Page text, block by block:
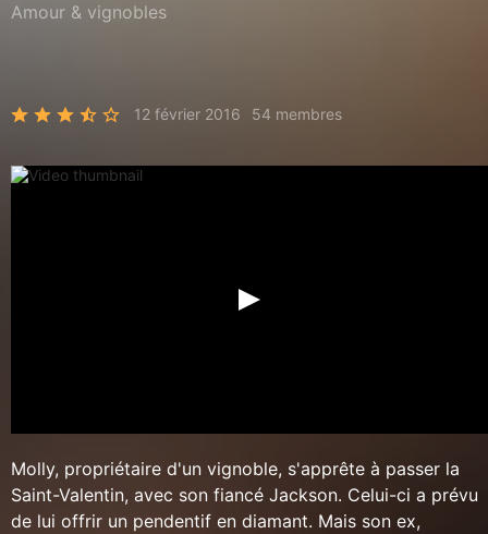
Amour & vignobles
12 février 2016 54 membres
Molly, propriétaire d'un vignoble, s'apprête à passer la
Saint-Valentin, avec son fiancé Jackson. Celui-ci a prévu
de lui offrir un pendentif en diamant. Mais son ex,